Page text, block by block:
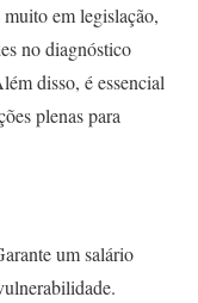
em legislação,
no diagnóstico
disso, é essencial
plenas para
um salário